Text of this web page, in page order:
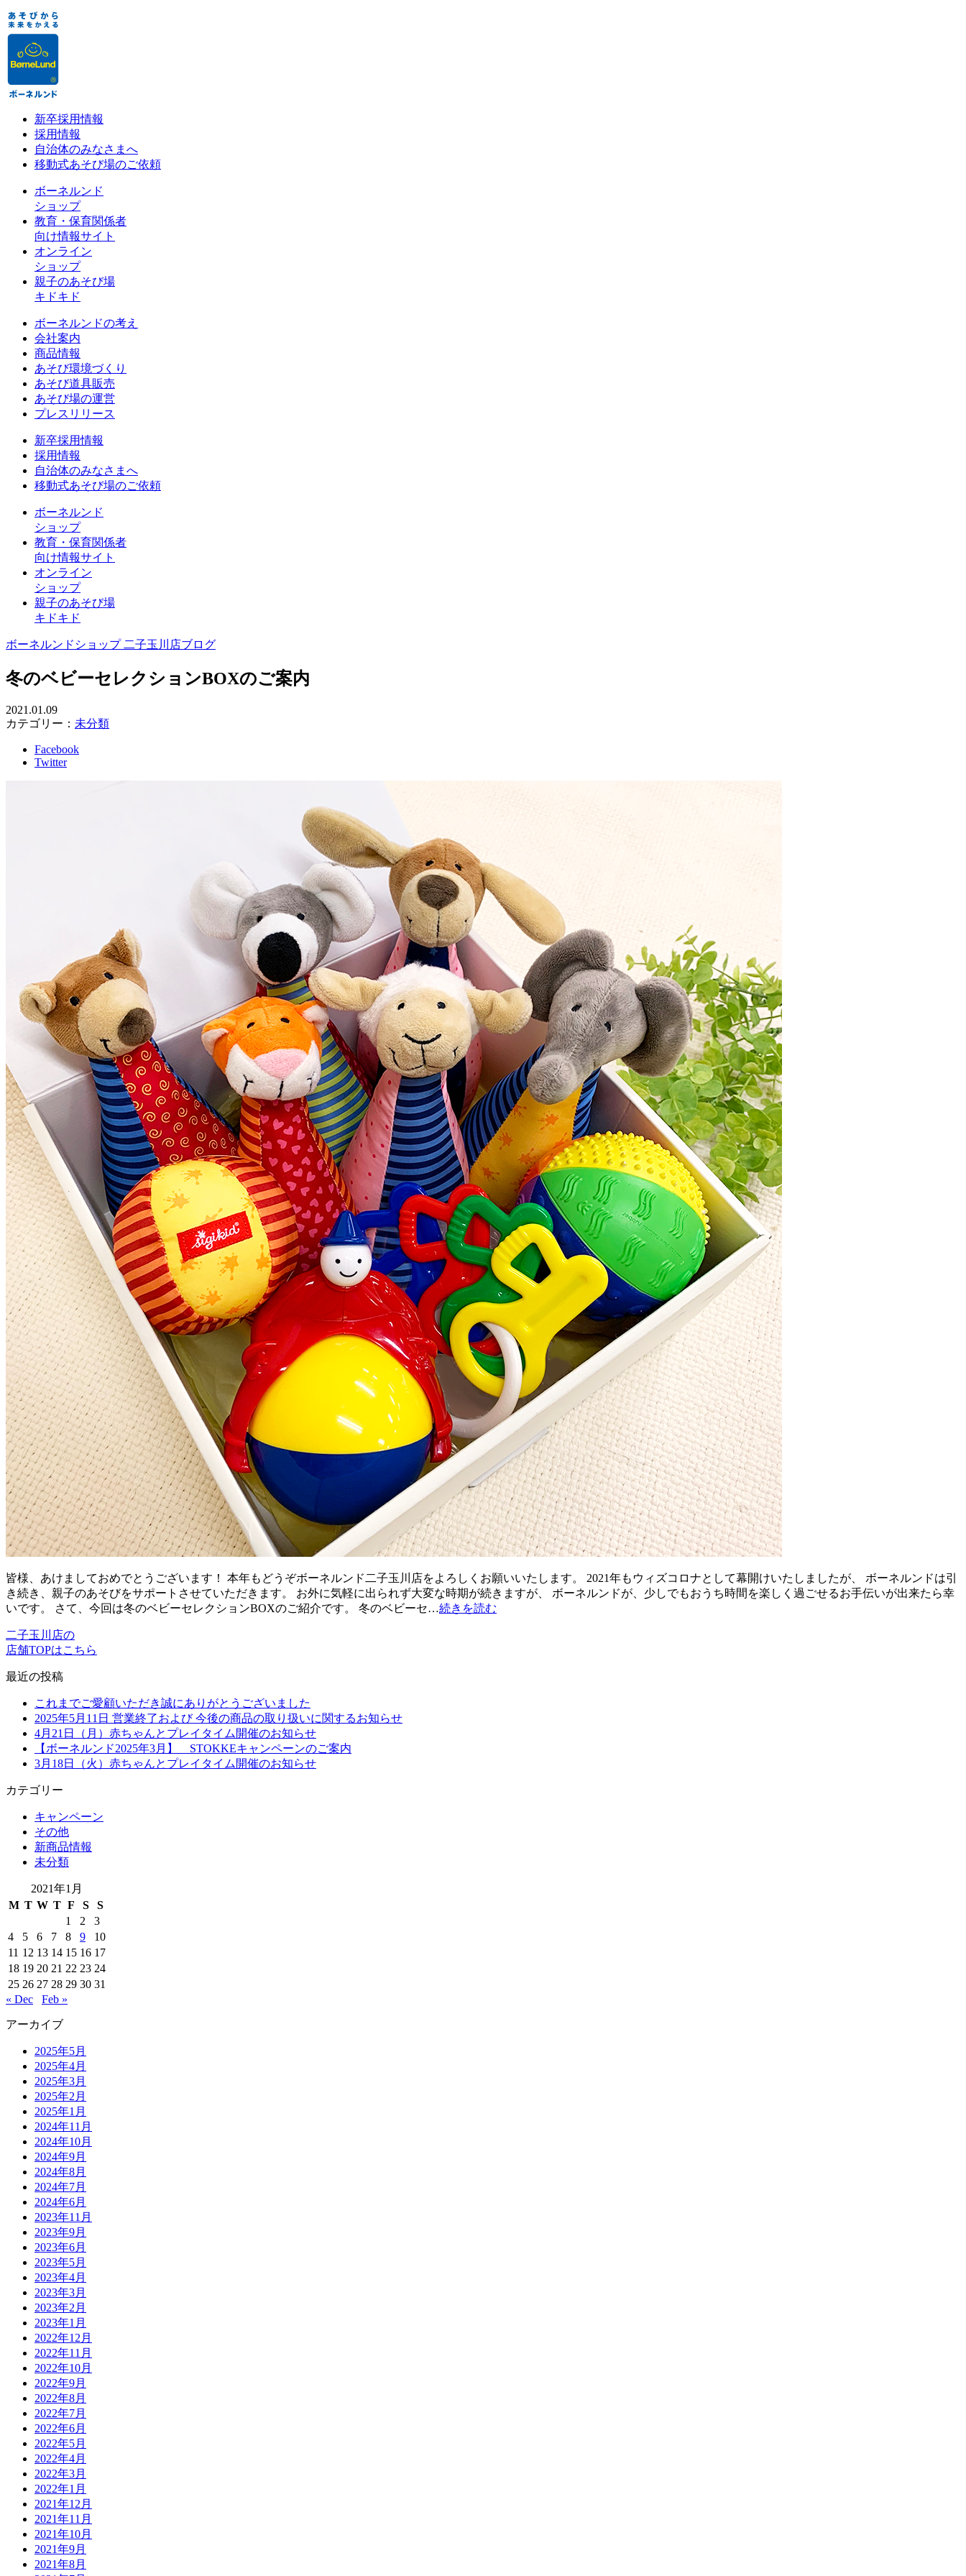
新卒採用情報
採用情報
自治体のみなさまへ
移動式あそび場のご依頼
ボーネルンド
ショップ
教育・保育関係者
向け情報サイト
オンライン
ショップ
親子のあそび場
キドキド
ボーネルンドの考え
会社案内
商品情報
あそび環境づくり
あそび道具販売
あそび場の運営
プレスリリース
新卒採用情報
採用情報
自治体のみなさまへ
移動式あそび場のご依頼
ボーネルンド
ショップ
教育・保育関係者
向け情報サイト
オンライン
ショップ
親子のあそび場
キドキド
ボーネルンドショップ 二子玉川店ブログ
冬のベビーセレクションBOXのご案内
2021.01.09
カテゴリー： 未分類
Facebook
Twitter
皆様、あけましておめでとうございます！ 本年もどうぞボーネルンド二子玉川店をよろしくお願いいたします。 2021年もウィズコロナとして幕開けいたしましたが、 ボーネルンドは引
き続き、親子のあそびをサポートさせていただきます。 お外に気軽に出られず大変な時期が続きますが、 ボーネルンドが、少しでもおうち時間を楽しく過ごせるお手伝いが出来たら幸
いです。 さて、今回は冬のベビーセレクションBOXのご紹介です。 冬のベビーセ…続きを読む
二子玉川店の
店舗TOPはこちら
最近の投稿
これまでご愛顧いただき誠にありがとうございました
2025年5月11日 営業終了および 今後の商品の取り扱いに関するお知らせ
4月21日（月）赤ちゃんとプレイタイム開催のお知らせ
【ボーネルンド2025年3月】 STOKKEキャンペーンのご案内
3月18日（火）赤ちゃんとプレイタイム開催のお知らせ
カテゴリー
キャンペーン
その他
新商品情報
未分類
2021年1月
M T W T F S
S
1
2
3
4
5 6 7 8 9
10
11 12 13 14 15 16 17
18 19 20 21 22 23 24
25 26 27 28 29 30 31
« Dec
Feb »
アーカイブ
2025年5月
2025年4月
2025年3月
2025年2月
2025年1月
2024年11月
2024年10月
2024年9月
2024年8月
2024年7月
2024年6月
2023年11月
2023年9月
2023年6月
2023年5月
2023年4月
2023年3月
2023年2月
2023年1月
2022年12月
2022年11月
2022年10月
2022年9月
2022年8月
2022年7月
2022年6月
2022年5月
2022年4月
2022年3月
2022年1月
2021年12月
2021年11月
2021年10月
2021年9月
2021年8月